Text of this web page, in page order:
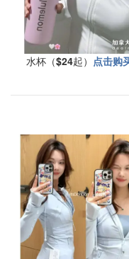
水杯（$24起） 点击购